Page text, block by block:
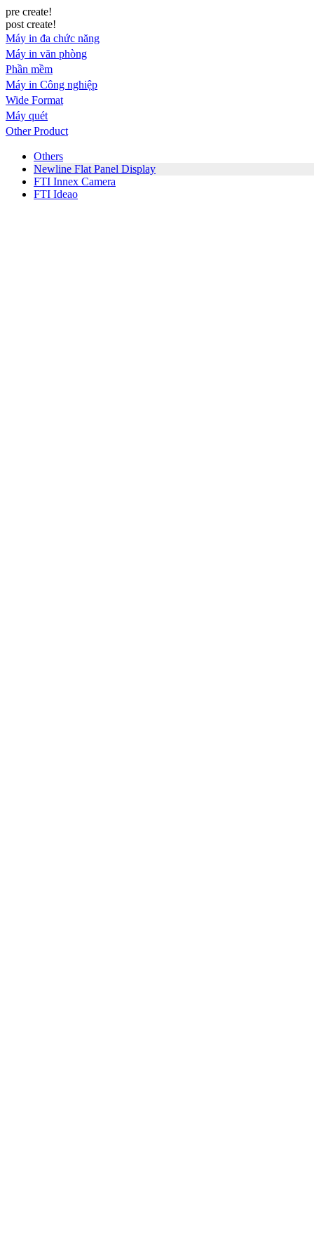
pre create!
post create!
Máy in đa chức năng
Máy in văn phòng
Phần mềm
Máy in Công nghiệp
Wide Format
Máy quét
Other Product
Others
Newline Flat Panel Display
FTI Innex Camera
FTI Ideao